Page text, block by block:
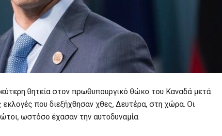
θητεία στον πρωθυπουργικό θώκο του Καναδά μετά
εκλογές που διεξήχθησαν χθες, Δευτέρα, στη χώρα. Οι
ωστόσο έχασαν την αυτοδυναμία.